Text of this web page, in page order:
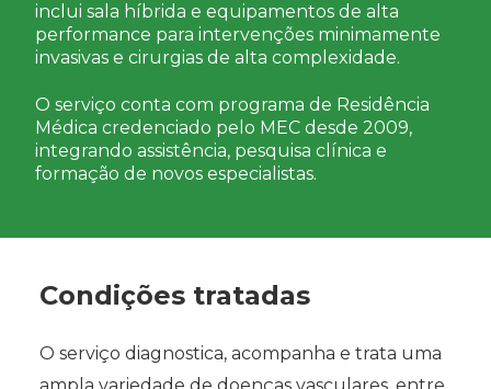
inclui sala híbrida e equipamentos de alta
performance para intervenções minimamente
invasivas e cirurgias de alta complexidade.
O serviço conta com programa de Residência
Médica credenciado pelo MEC desde 2009,
integrando assistência, pesquisa clínica e
formação de novos especialistas.
Condições tratadas
O serviço diagnostica, acompanha e trata uma